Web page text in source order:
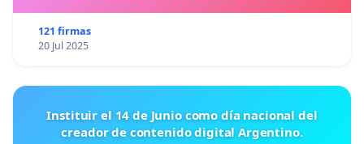
121 firmas
20 Jul 2025
Instituir el 14 de Junio como día nacional del
creador de contenido digital Argentino.